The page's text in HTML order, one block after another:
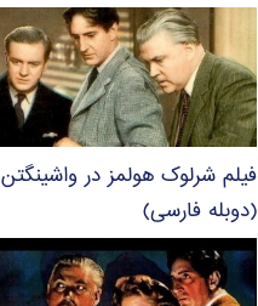
فیلم شرلوک هولمز در واشینگتن
(دوبله فارسی)